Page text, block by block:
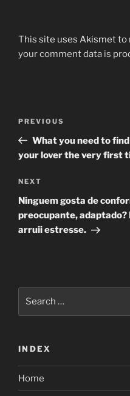
This site uses Akismet to
your comment data is
Previous
Post
PREVIOUS
What you need to
your lover the very first
Next
Post
NEXT
Ninguem gosta de
preocupante, adaptado?
arruii estresse.
INDEX
Home